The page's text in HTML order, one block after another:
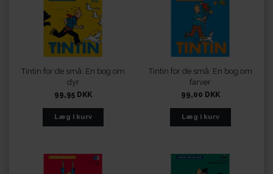
Tintin for de små: En bog om
dyr
99,95 DKK
Tintin for de små: En bog om
farver
99,00 DKK